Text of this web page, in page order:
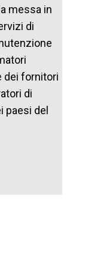
messa in
di
dei fornitori
di
paesi del